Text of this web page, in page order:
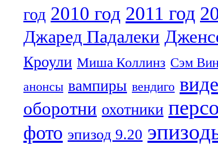
год 2010 год 2011 год
Джаред Падалеки
Кроули Миша Коллинз Сэм
анонсы вампиры вендиго
оборотни охотники
фото эпизод 9.20